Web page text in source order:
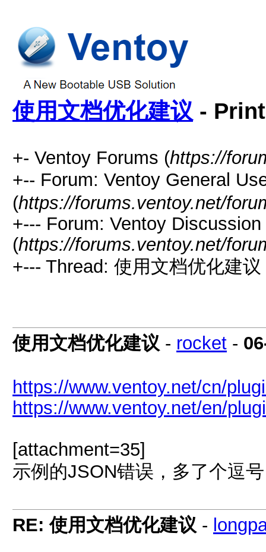
使用文档优化建议 -
+- Ventoy Forums (https://
+-- Forum: Ventoy General
(https://forums.ventoy.net/
+--- Forum: Ventoy
(https://forums.ventoy.net/
+--- Thread: 使用文档优化建议
使用文档优化建议 - rocket -
https://www.ventoy.net/cn/
https://www.ventoy.net/en/
[attachment=35]
示例的JSON错误，多了个逗
RE: 使用文档优化建议 -